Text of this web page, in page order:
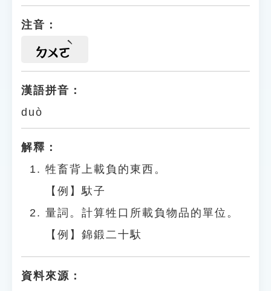
注音：
ㄉㄨㄛ
漢語拼音：
duò
解釋：
牲畜背上載負的東西。
【例】馱子
量詞。計算牲口所載負物品的單位。
【例】錦鍛二十馱
資料來源：